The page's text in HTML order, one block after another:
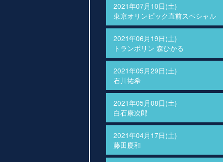
2021年07月10日(土)
東京オリンピック直前スペシャル
2021年06月19日(土)
トランポリン 森ひかる
2021年05月29日(土)
石川祐希
2021年05月08日(土)
白石康次郎
2021年04月17日(土)
藤田慶和